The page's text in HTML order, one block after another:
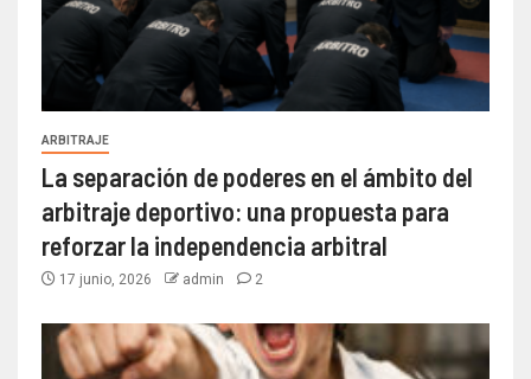
ARBITRAJE
La separación de poderes en el ámbito del
arbitraje deportivo: una propuesta para
reforzar la independencia arbitral
17 junio, 2026 admin 2